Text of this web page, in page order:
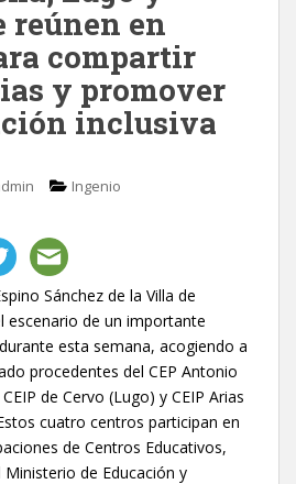
reúnen en
compartir
y promover
inclusiva
Ingenio
Sánchez de la Villa de
escenario de un importante
esta semana, acogiendo a
procedentes del CEP Antonio
de Cervo (Lugo) y CEIP Arias
cuatro centros participan en
de Centros Educativos,
de Educación y